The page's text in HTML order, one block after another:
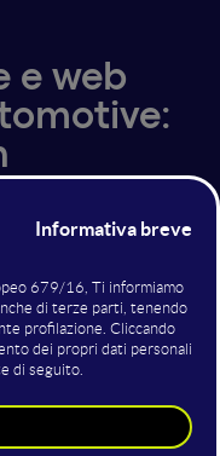
e web
Mercedes-Benz, un
fino al
soluzioni SEO
sul CMS),
di monitoraggio